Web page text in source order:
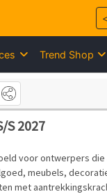
Trend Shop
S 2027
voor ontwerpers
meubels,
met